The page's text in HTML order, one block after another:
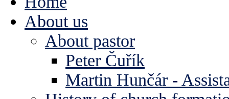
About us
About pastor
Peter Čuřík
Martin Hunčár -